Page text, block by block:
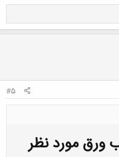
#5
ورق مورد نظر